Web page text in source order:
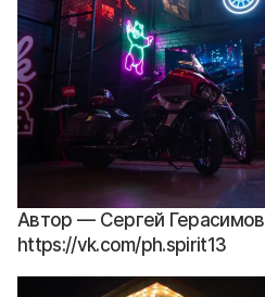
Автор — Сергей Герасимов
https://vk.com/ph.spirit13